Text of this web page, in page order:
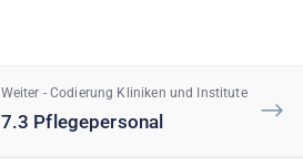
Weiter - Codierung Kliniken und Institute
7.3 Pflegepersonal